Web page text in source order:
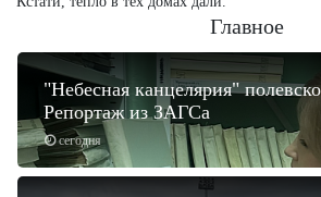
Главное
сегодня
"Небесная канцелярия"
Репортаж из ЗАГСа